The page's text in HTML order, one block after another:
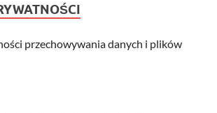
przechowywania danych i plików